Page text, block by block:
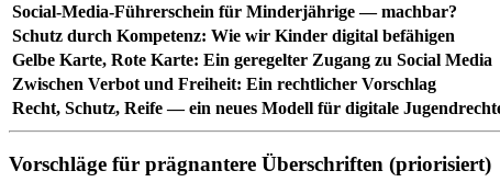
Social‑Media‑Führerschein für Minderjährige — machbar?
Schutz durch Kompetenz: Wie wir Kinder digital befähigen
Gelbe Karte, Rote Karte: Ein geregelter Zugang zu Social Media
Zwischen Verbot und Freiheit: Ein rechtlicher Vorschlag
Recht, Schutz, Reife — ein neues Modell für digitale
Vorschläge für prägnantere Überschriften (priorisiert)